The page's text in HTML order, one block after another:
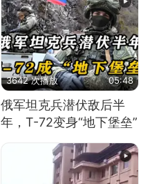
3642 次播放 05:48
俄军坦克兵潜伏敌后半
年，T-72变身“地下堡垒”